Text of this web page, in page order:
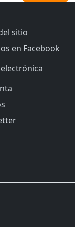
sitio
en Facebook